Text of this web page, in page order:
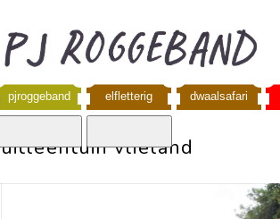
pjroggeband elfletterig dwaalsafari
uitleentuin vlieland